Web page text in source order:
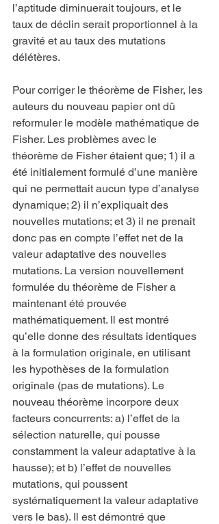
l’aptitude diminuerait toujours, et le
taux de déclin serait proportionnel à la
gravité et au taux des mutations
délétères.
Pour corriger le théorème de Fisher, les
auteurs du nouveau papier ont dû
reformuler le modèle mathématique de
Fisher. Les problèmes avec le
théorème de Fisher étaient que; 1) il a
été initialement formulé d’une manière
qui ne permettait aucun type d’analyse
dynamique; 2) il n’expliquait des
nouvelles mutations; et 3) il ne prenait
donc pas en compte l’effet net de la
valeur adaptative des nouvelles
mutations. La version nouvellement
formulée du théorème de Fisher a
maintenant été prouvée
mathématiquement. Il est montré
qu’elle donne des résultats identiques
à la formulation originale, en utilisant
les hypothèses de la formulation
originale (pas de mutations). Le
nouveau théorème incorpore deux
facteurs concurrents: a) l’effet de la
sélection naturelle, qui pousse
constamment la valeur adaptative à la
hausse); et b) l’effet de nouvelles
mutations, qui poussent
systématiquement la valeur adaptative
vers le bas). Il est démontré que